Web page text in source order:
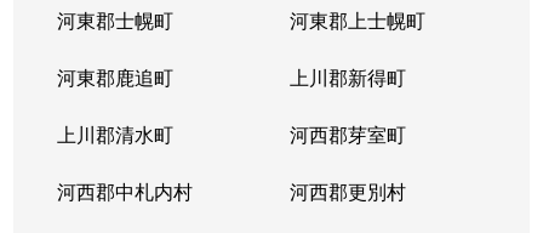
河東郡士幌町 河東郡上士幌町
河東郡鹿追町 上川郡新得町
上川郡清水町 河西郡芽室町
河西郡中札内村 河西郡更別村